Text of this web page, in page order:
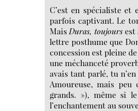
C’est en spécialiste
parfois captivant. Le
Mais Duras, toujoursest
lettre posthume que
concession est pleine
une méchanceté
avais tant parlé, tu
Amoureuse, mais
grands. »), même si
l’enchantement au